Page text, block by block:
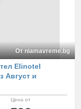
От niamavreme.bg
Elinotel
Август и
Цена от